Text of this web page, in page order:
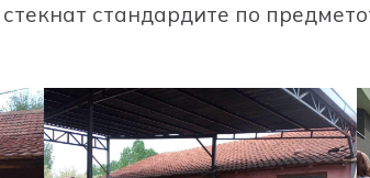
стандардите по